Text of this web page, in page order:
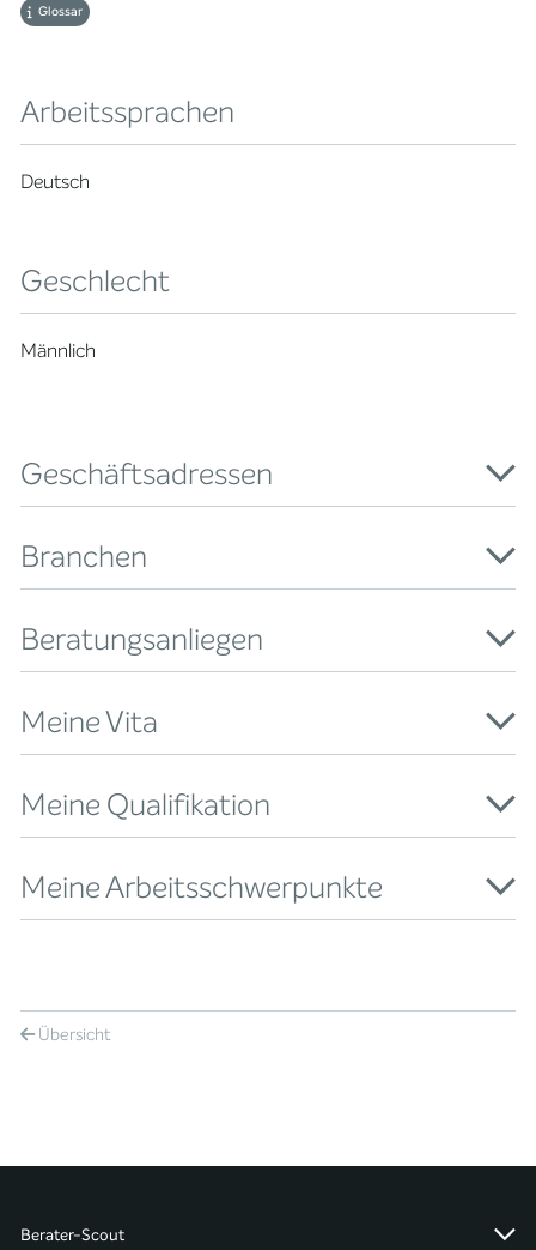
Glossar
Arbeitssprachen
Deutsch
Geschlecht
Männlich
Geschäftsadressen
Branchen
Beratungsanliegen
Meine Vita
Meine Qualifikation
Meine Arbeitsschwerpunkte
Übersicht
Berater-Scout